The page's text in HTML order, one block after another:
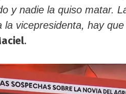
y nadie la quiso matar.
la vicepresidenta, hay
.